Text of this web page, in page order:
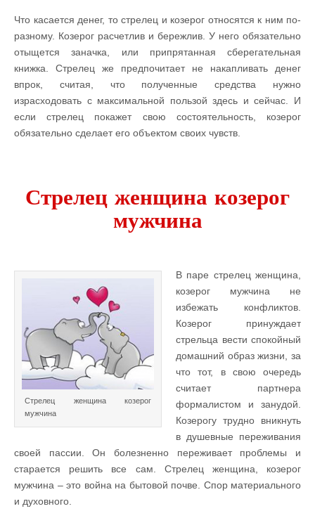
Что касается денег, то стрелец и козерог относятся к ним по-
разному. Козерог расчетлив и бережлив. У него обязательно
отыщется заначка, или припрятанная сберегательная
книжка. Стрелец же предпочитает не накапливать денег
впрок, считая, что полученные средства нужно
израсходовать с максимальной пользой здесь и сейчас. И
если стрелец покажет свою состоятельность, козерог
обязательно сделает его объектом своих чувств.
Стрелец женщина козерог
мужчина
Стрелец женщина козерог
мужчина
В паре стрелец женщина,
козерог мужчина не
избежать конфликтов.
Козерог принуждает
стрельца вести спокойный
домашний образ жизни, за
что тот, в свою очередь
считает партнера
формалистом и занудой.
Козерогу трудно вникнуть
в душевные переживания
своей пассии. Он болезненно переживает проблемы и
старается решить все сам. Стрелец женщина, козерог
мужчина – это война на бытовой почве. Спор материального
и духовного.